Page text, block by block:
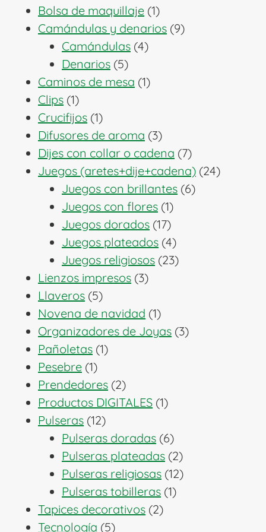
Bolsa de maquillaje 11
producto
Camándulas y denarios 99
Camándulas 44
Denarios 55
productos
Caminos de mesa 11
Clips 11
producto
Crucifijos 11
producto
Difusores de aroma 33
productos
Dijes con collar o cadena 77
productos
Juegos (aretes+dije+cadena) 2424
Juegos con brillantes 66
Juegos con flores 11
producto
Juegos dorados 1717
productos
Juegos plateados 44
productos
Juegos religiosos 2323
Lienzos impresos 33
Llaveros 55
productos
Novena de navidad 11
producto
Organizadores de Joyas 33
Pañoletas 11
Pesebre 11
producto
Prendedores 22
productos
Productos DIGITALES 11
Pulseras 1212
productos
Pulseras doradas 66
productos
Pulseras plateadas 22
productos
Pulseras religiosas 1212
Pulseras tobilleras 11
Tapices decorativos 22
Tecnología 55